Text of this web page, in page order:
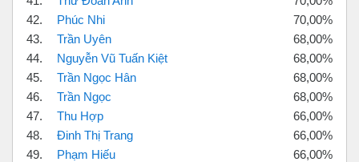
42.
Phúc Nhi
70,00%
43.
Trần Uyên
68,00%
44.
Nguyễn Vũ Tuấn Kiệt
68,00%
45.
Trần Ngọc Hân
68,00%
46.
Trần Ngọc
68,00%
47.
Thu Hợp
66,00%
48.
Đinh Thị Trang
66,00%
49.
Phạm Hiếu
66,00%